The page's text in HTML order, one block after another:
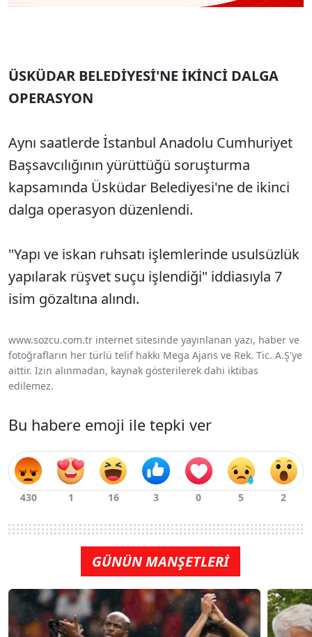
ÜSKÜDAR BELEDİYESİ'NE İKİNCİ DALGA
OPERASYON
Aynı saatlerde İstanbul Anadolu Cumhuriyet
Başsavcılığının yürüttüğü soruşturma
kapsamında Üsküdar Belediyesi'ne de ikinci
dalga operasyon düzenlendi.
"Yapı ve iskan ruhsatı işlemlerinde usulsüzlük
yapılarak rüşvet suçu işlendiği" iddiasıyla 7
isim gözaltına alındı.
www.sozcu.com.tr internet sitesinde yayınlanan yazı, haber ve
fotoğrafların her türlü telif hakkı Mega Ajans ve Rek. Tic. A.Ş'ye
aittir. İzin alınmadan, kaynak gösterilerek dahi iktibas
edilemez.
Bu habere emoji ile tepki ver
GÜNÜN MANŞETLERİ